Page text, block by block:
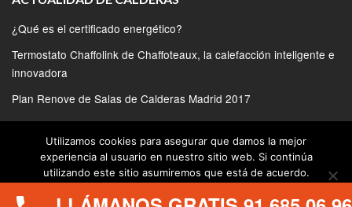
Utilizamos cookies para asegurar que damos la mejor
experiencia al usuario en nuestro sitio web. Si continúa
utilizando este sitio asumiremos que está de acuerdo.
Estoy de acuerdo
¿Qué es el certificado energético?
Termostato Chaffolink de Chaffoteaux, la calefacción inteligente e
innovadora
Plan Renove de Salas de Calderas Madrid 2017
Calderas Bosch conectadas para ganar eficiencia
Nuevas calderas de condensación New Condens FS Ferroli